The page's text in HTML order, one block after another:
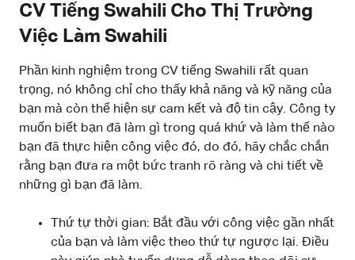
CV Tiếng Swahili Cho Thị Trường
Việc Làm Swahili
Phần kinh nghiệm trong CV tiếng Swahili rất quan
trọng, nó không chỉ cho thấy khả năng và kỹ năng của
bạn mà còn thể hiện sự cam kết và độ tin cậy. Công ty
muốn biết bạn đã làm gì trong quá khứ và làm thế nào
bạn đã thực hiện công việc đó, do đó, hãy chắc chắn
rằng bạn đưa ra một bức tranh rõ ràng và chi tiết về
những gì bạn đã làm.
Thứ tự thời gian: Bắt đầu với công việc gần nhất
của bạn và làm việc theo thứ tự ngược lại. Điều